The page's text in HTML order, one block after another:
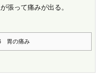
張って痛みが出る。
胃の痛み